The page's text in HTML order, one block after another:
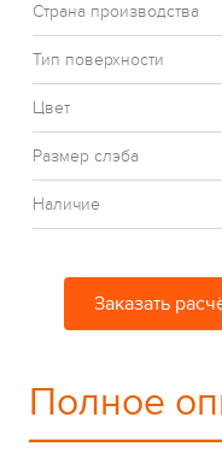
Страна производства
Тип поверхности
Цвет
Размер слэба
Наличие
Заказать
Полное